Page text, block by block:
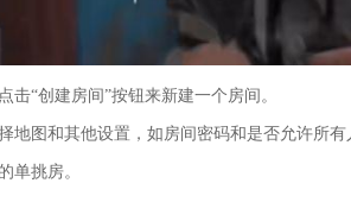
“创建房间”按钮来新建一个房间。
图和其他设置，如房间密码和是否允许所有
单挑房。